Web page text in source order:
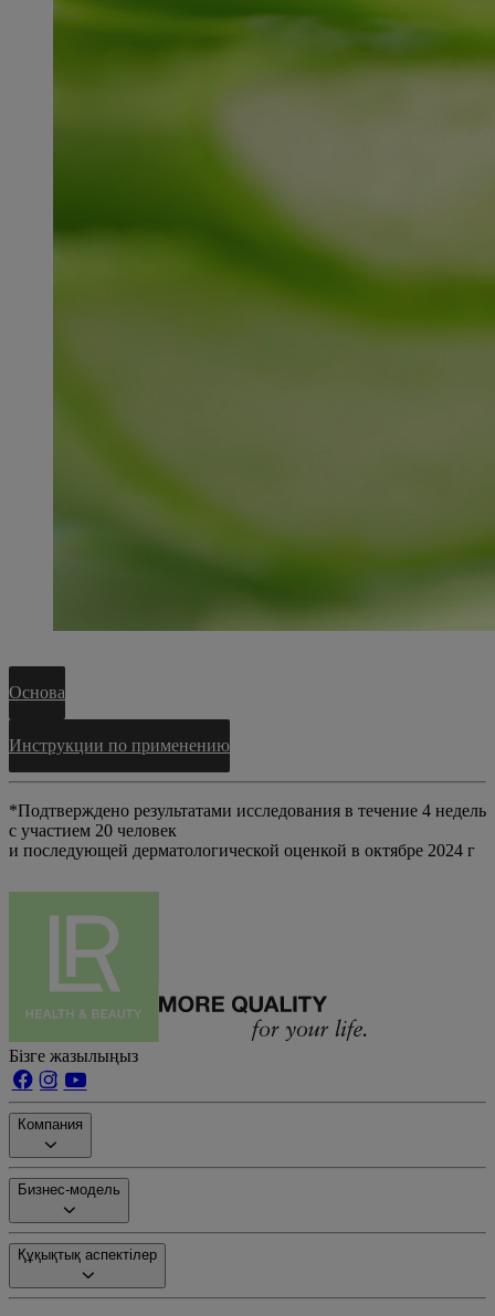
Основа
Инструкции по применению
*Подтверждено результатами исследования в течение 4 недель
с участием 20 человек
и последующей дерматологической оценкой в октябре 2024 г
Бізге жазылыңыз
Компания
Бизнес-модель
Құқықтық аспектілер